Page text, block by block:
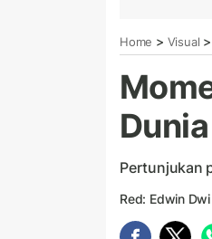
Home > Visual >
Pertunjukan
Red: Edwin